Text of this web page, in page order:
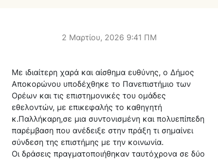
Αποκορώνα Χανίων
Δήμοσιο Ι.Ε.Κ
Αποκορώνου
ΔΗΜΟΤΙΚΗ ΠΙΝΑΚΟΘΗΚΗ
ΦΡΕ
Κέντρο Κοινότητας
Βοήθεια στο Σπίτι
Λαογραφικό Μουσείο
Γαβολοχωρίου
2 Μαρτίου, 2026 9:41 ΠΜ
Με ιδιαίτερη χαρά και αίσθημα ευθύνης, ο Δήμος
Αποκορώνου υποδέχθηκε το Πανεπιστήμιο των
Ορέων και τις επιστημονικές του ομάδες
εθελοντών, με επικεφαλής το καθηγητή
κ.Παλλήκαρη,σε μια συντονισμένη και πολυεπίπεδη
παρέμβαση που ανέδειξε στην πράξη τι σημαίνει
σύνδεση της επιστήμης με την κοινωνία.
Οι δράσεις πραγματοποιήθηκαν ταυτόχρονα σε δύο